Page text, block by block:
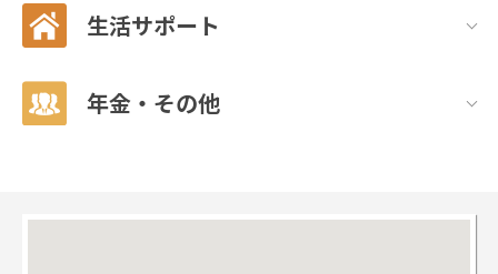
生活サポート
年金・その他